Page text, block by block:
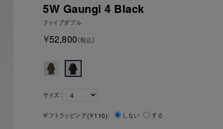
5W Gaungi 4 Black
ファイブダブル
￥52,800（税込）
サイズ：
ギフトラッピング(￥110)： しない する